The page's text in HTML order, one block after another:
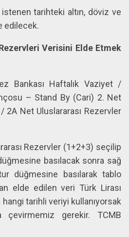
istenen tarihteki altın, döviz ve
edilecek.
Verisini Elde Etmek
Bankası Haftalık Vaziyet /
– Stand By (Cari) 2. Net
/ 2A Net Uluslararası Rezervler
Rezervler (1+2+3) seçilip
basılacak sonra sağ
düğmesine basılarak tablo
elde edilen veri Türk Lirası
tarihli veriyi kullanıyorsak
çevirmemiz gerekir. TCMB